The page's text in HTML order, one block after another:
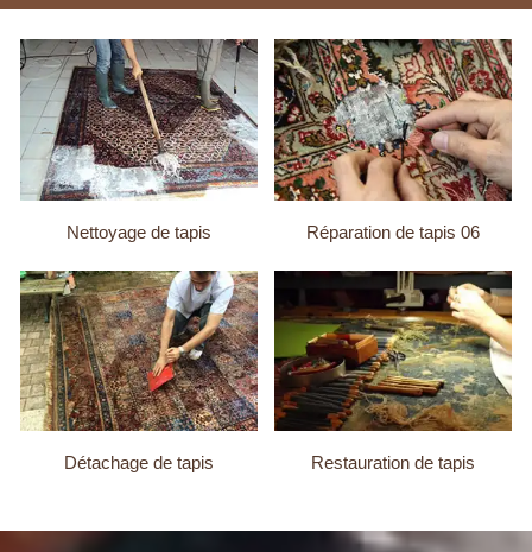
Nettoyage de tapis Réparation de tapis 06
Détachage de tapis Restauration de tapis